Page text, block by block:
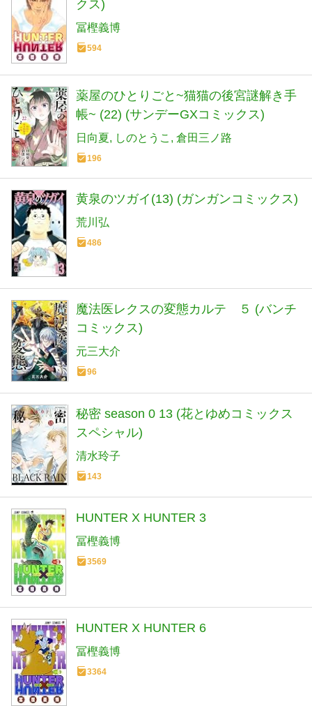
クス)
冨樫義博
594
薬屋のひとりごと~猫猫の後宮謎解き手
帳~ (22) (サンデーGXコミックス)
日向夏 しのとうこ 倉田三ノ路
196
黄泉のツガイ(13) (ガンガンコミックス)
荒川弘
486
魔法医レクスの変態カルテ ５ (バンチ
コミックス)
元三大介
96
秘密 season 0 13 (花とゆめコミックス
スペシャル)
清水玲子
143
HUNTER X HUNTER 3
冨樫義博
3569
HUNTER X HUNTER 6
冨樫義博
3364